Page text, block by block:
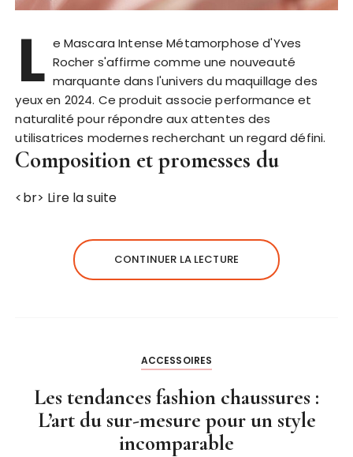
L e Mascara Intense Métamorphose d'Yves
Rocher s'affirme comme une nouveauté
marquante dans l'univers du maquillage des
yeux en 2024. Ce produit associe performance et
naturalité pour répondre aux attentes des
utilisatrices modernes recherchant un regard défini.
Composition et promesses du
<br> Lire la suite
CONTINUER LA LECTURE
ACCESSOIRES
Les tendances fashion chaussures :
L’art du sur-mesure pour un style
incomparable